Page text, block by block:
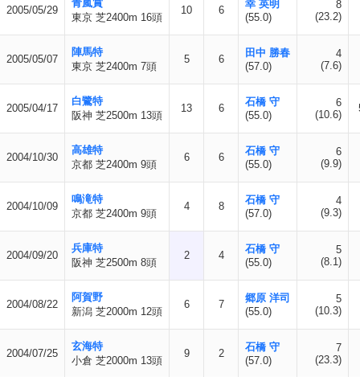
2005/05/29
青嵐賞
東京 芝2400m 16頭
10 6
幸 英明
(55.0)
8
(23.2)
2005/05/07
陣馬特
東京 芝2400m 7頭
5 6
田中 勝春
(57.0)
4
(7.6)
2005/04/17
白鷺特
阪神 芝2500m 13頭
13 6
石橋 守
(55.0)
6
(10.6)
2004/10/30
高雄特
京都 芝2400m 9頭
6 6
石橋 守
(55.0)
6
(9.9)
2004/10/09
鳴滝特
京都 芝2400m 9頭
4 8
石橋 守
(57.0)
4
(9.3)
2004/09/20
兵庫特
阪神 芝2500m 8頭
2 4
石橋 守
(55.0)
5
(8.1)
2004/08/22
阿賀野
新潟 芝2000m 12頭
6 7
郷原 洋司
(55.0)
5
(10.3)
2004/07/25
玄海特
小倉 芝2000m 13頭
9 2
石橋 守
(57.0)
7
(23.3)